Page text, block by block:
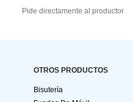
Pide directamente al productor
OTROS PRODUCTOS
Bisutería